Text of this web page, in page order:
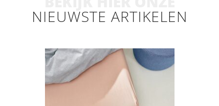
NIEUWSTE ARTIKELEN